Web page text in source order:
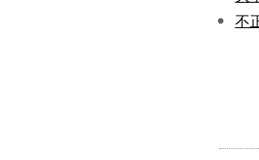
不